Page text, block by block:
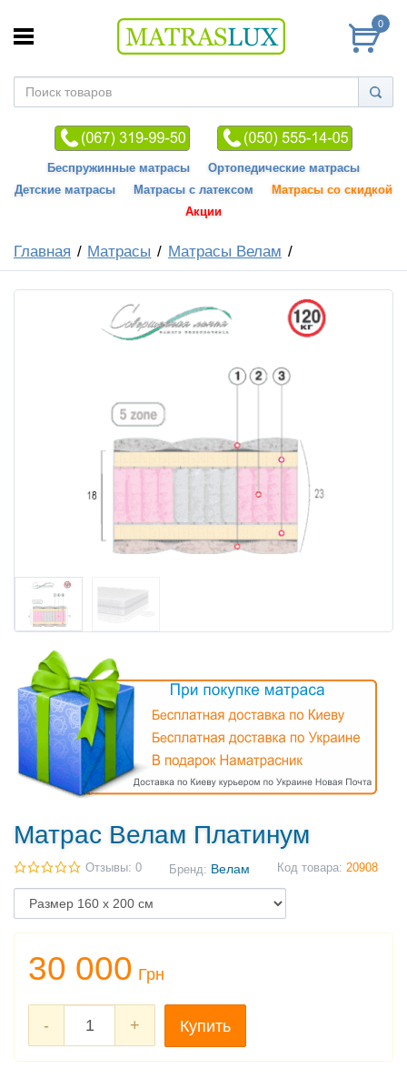
0
Беспружинные матрасы
Ортопедические матрасы
Детские матрасы
Матрасы с латексом
Матрасы со скидкой
Акции
Главная Матрасы Матрасы Велам
Матрас Велам Платинум
Отзывы: 0 Бренд: Велам Код товара: 20908
30 000 Грн
- + Купить